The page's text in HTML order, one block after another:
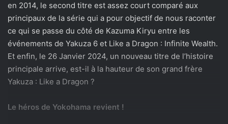
en 2014, le second titre est assez court comparé aux
principaux de la série qui a pour objectif de nous raconter
ce qui se passe du côté de Kazuma Kiryu entre les
événements de Yakuza 6 et Like a Dragon : Infinite Wealth.
Et enfin, le 26 Janvier 2024, un nouveau titre de l’histoire
principale arrive, est-il à la hauteur de son grand frère
Yakuza : Like a Dragon ?
Le héros de Yokohama revient !